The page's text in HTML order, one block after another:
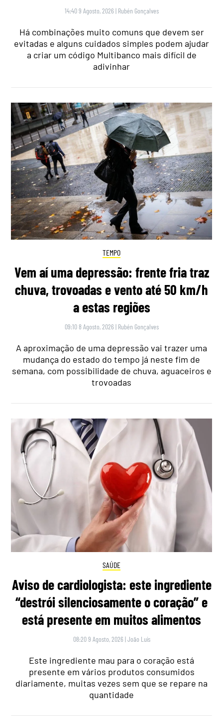
14:40 9 Agosto, 2026 | Rubén Gonçalves
Há combinações muito comuns que devem ser
evitadas e alguns cuidados simples podem ajudar
a criar um código Multibanco mais difícil de
adivinhar
TEMPO
Vem aí uma depressão: frente fria traz
chuva, trovoadas e vento até 50 km/h
a estas regiões
09:10 8 Agosto, 2026 | Rubén Gonçalves
A aproximação de uma depressão vai trazer uma
mudança do estado do tempo já neste fim de
semana, com possibilidade de chuva, aguaceiros e
trovoadas
SAÚDE
Aviso de cardiologista: este ingrediente
“destrói silenciosamente o coração” e
está presente em muitos alimentos
08:20 9 Agosto, 2026 |João Luís
Este ingrediente mau para o coração está
presente em vários produtos consumidos
diariamente, muitas vezes sem que se repare na
quantidade